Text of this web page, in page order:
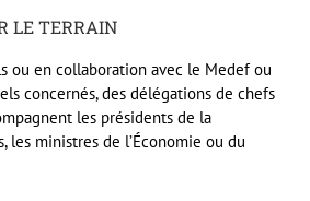
LE TERRAIN
ou en collaboration avec le Medef ou
concernés, des délégations de chefs
les présidents de la
les ministres de l’Économie ou du